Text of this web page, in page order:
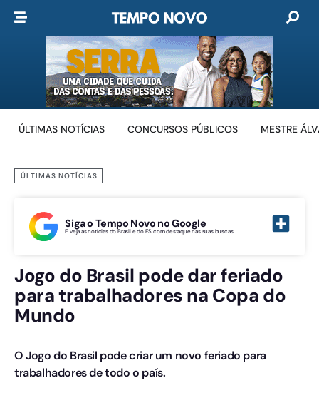
ÚLTIMAS NOTÍCIAS CONCURSOS PÚBLICOS MESTRE
ÚLTIMAS NOTÍCIAS
Siga o Tempo Novo no Google
E veja as notícias do Brasil e do ES com destaque nas suas buscas
Jogo do Brasil pode dar feriado
para trabalhadores na Copa do
Mundo
O Jogo do Brasil pode criar um novo feriado para
trabalhadores de todo o país.